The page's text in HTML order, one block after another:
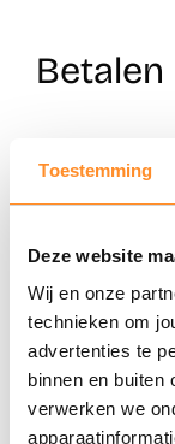
Toestemming
Deze website
Wij en onze
technieken om
advertenties te
binnen en buiten
verwerken we